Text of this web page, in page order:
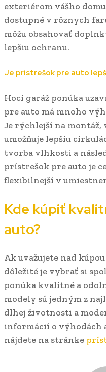
exteriérom vášho
dostupné v rôznych
môžu obsahovať
lepšiu ochranu.
Je prístrešok pre auto
Hoci garáž ponúka
pre auto má mnoho
Je rýchlejší na montáž,
umožňuje lepšiu
tvorba vlhkosti a
prístrešok pre auto je
flexibilnejší v
Kde kúpiť
auto?
Ak uvažujete nad
dôležité je vybrať si
ponúka kvalitné a
modely sú jedným z
dlhej životnosti a
informácií o výhodách
nájdete na stránke